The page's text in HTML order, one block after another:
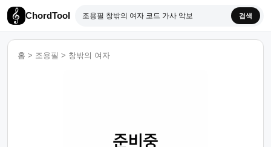
ChordTool 검색
홈 > 조용필 > 창밖의 여자